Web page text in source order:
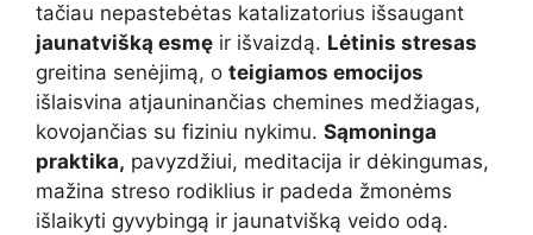
tačiau nepastebėtas katalizatorius išsaugant
jaunatvišką esmę ir išvaizdą. Lėtinis stresas
greitina senėjimą, o teigiamos emocijos
išlaisvina atjauninančias chemines medžiagas,
kovojančias su fiziniu nykimu. Sąmoninga
praktika, pavyzdžiui, meditacija ir dėkingumas,
mažina streso rodiklius ir padeda žmonėms
išlaikyti gyvybingą ir jaunatvišką veido odą.